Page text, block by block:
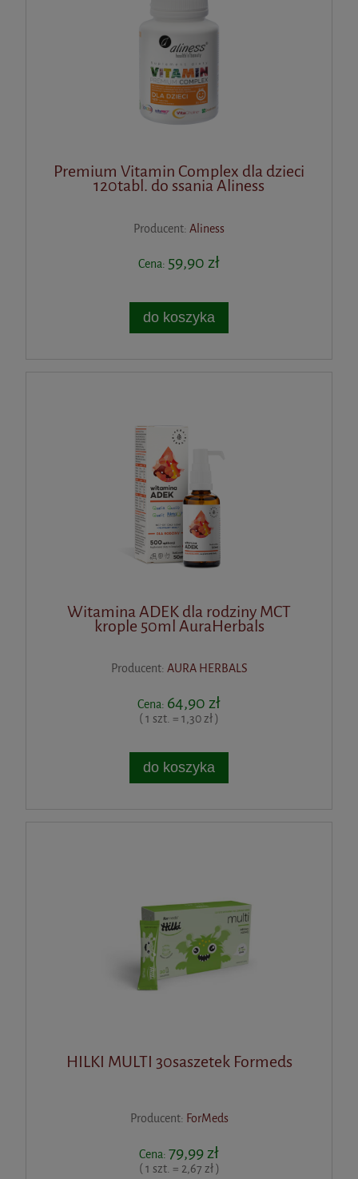
Premium Vitamin Complex dla dzieci
120tabl. do ssania Aliness
Producent: Aliness
Cena: 59,90 zł
do koszyka
Witamina ADEK dla rodziny MCT
krople 50ml AuraHerbals
Producent: AURA HERBALS
Cena: 64,90 zł
( 1 szt. = 1,30 zł )
do koszyka
HILKI MULTI 30saszetek Formeds
Producent: ForMeds
Cena: 79,99 zł
( 1 szt. = 2,67 zł )